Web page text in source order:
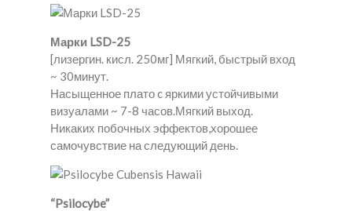
Марки LSD-25
[лизергин. кисл. 250мг] Мягкий, быстрый вход
~ 30минут.
Насыщенное плато c яркими устойчивыми
визуалами ~ 7-8 часов.Мягкий выход.
Никаких побочных эффектов,хорошее
самочувствие на следующий день.
“Psilocybe”